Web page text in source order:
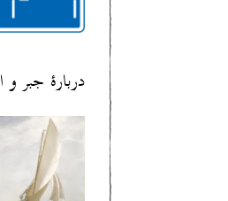
دربارهٔ جبر و